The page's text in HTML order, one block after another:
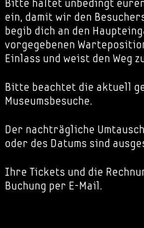
Bitte haltet unbedingt
ein, damit wir den
begib dich an den
vorgegebenen
Einlass und weist den Weg
Bitte beachtet die aktuell
Museumsbesuche.
Der nachträgliche
oder des Datums sind
Ihre Tickets und die
Buchung per E-Mail.